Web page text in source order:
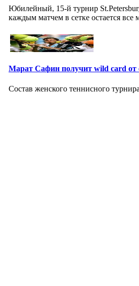
Юбилейный, 15-й турнир
каждым матчем в сетке остается
Марат Сафин получит wild card от
Состав женского теннисного